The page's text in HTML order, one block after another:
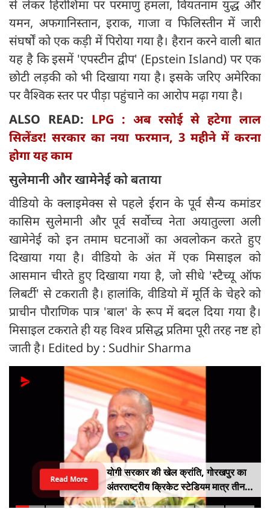
से लेकर हिरोशिमा पर परमाणु हमला, वियतनाम युद्ध और
यमन, अफगानिस्तान, इराक, गाजा व फिलिस्तीन में जारी
संघर्षों को एक कड़ी में पिरोया गया है। हैरान करने वाली बात
यह है कि इसमें 'एपस्टीन द्वीप' (Epstein Island) पर एक
छोटी लड़की को भी दिखाया गया है। इसके जरिए अमेरिका
पर वैश्विक स्तर पर पीड़ा पहुंचाने का आरोप मढ़ा गया है।
ALSO READ: LPG : अब रसोई से हटेगा लाल
सिलेंडर! सरकार का नया फरमान, 3 महीने में करना
होगा यह काम
सुलेमानी और खामेनेई को बताया
वीडियो के क्लाइमेक्स से पहले ईरान के पूर्व सैन्य कमांडर
कासिम सुलेमानी और पूर्व सर्वोच्च नेता अयातुल्ला अली
खामेनेई को इन तमाम घटनाओं का अवलोकन करते हुए
दिखाया गया है। वीडियो के अंत में एक मिसाइल को
आसमान चीरते हुए दिखाया गया है, जो सीधे 'स्टैच्यू ऑफ
लिबर्टी' से टकराती है। हालांकि, वीडियो में मूर्ति के चेहरे को
प्राचीन पौराणिक पात्र 'बाल' के रूप में बदल दिया गया है।
मिसाइल टकराते ही यह विश्व प्रसिद्ध प्रतिमा पूरी तरह नष्ट हो
जाती है। Edited by : Sudhir Sharma
योगी सरकार की खेल क्रांति, गोरखपुर का
अंतरराष्ट्रीय क्रिकेट स्टेडियम मात्र तीन
महीने में लगभग 20% तैयार
Read More